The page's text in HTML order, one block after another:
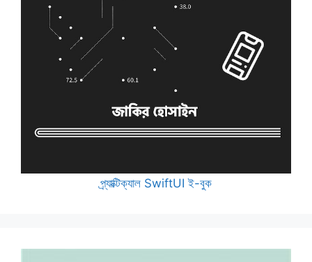
প্র্যাক্টিক্যাল SwiftUI ই-বুক